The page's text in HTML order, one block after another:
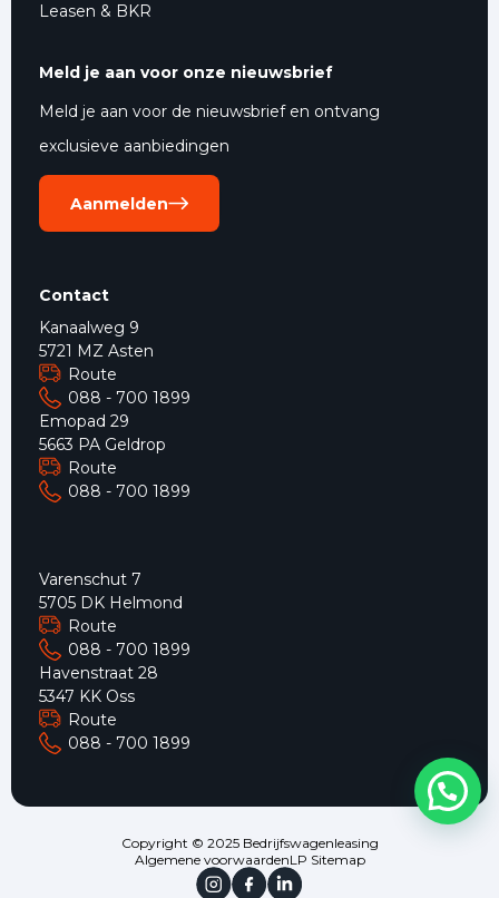
Leasen & BKR
Meld je aan voor onze nieuwsbrief
Meld je aan voor de nieuwsbrief en ontvang
exclusieve aanbiedingen
Aanmelden
Contact
Kanaalweg 9
5721 MZ Asten
Route
088 - 700 1899
Emopad 29
5663 PA Geldrop
Route
088 - 700 1899
Varenschut 7
5705 DK Helmond
Route
088 - 700 1899
Havenstraat 28
5347 KK Oss
Route
088 - 700 1899
Copyright © 2025 Bedrijfswagenleasing
Algemene voorwaardenLP Sitemap